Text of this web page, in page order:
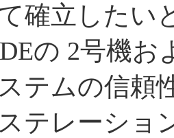
確立したい
の 2号機
ステムの信頼
ステレーシ